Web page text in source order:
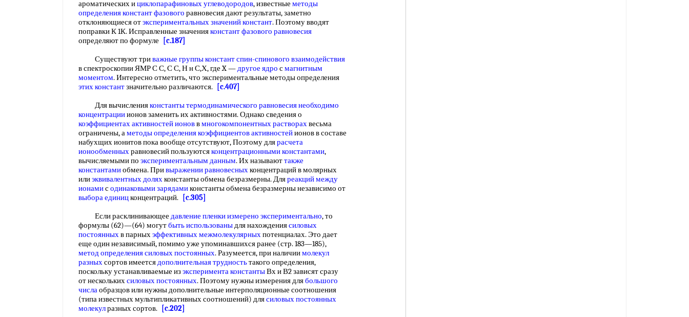
ароматических ициклопарафиновых углеводородов, известные методы
определения констант фазового равновесия дают результаты, заметно
отклоняющиеся отэкспериментальных значений констант. Поэтому вводят
поправки К 1К. Исправленные значенияконстант фазового равновесия
определяют по формуле
[c.187]
Существуют триважные группыконстант спин-спинового взаимодействия
в спектроскопии ЯМР С С, С С, Н н С,Х, где X —другое ядро смагнитным
моментом. Интересно отметить, что экспериментальные методы определения
этих константзначительно различаются.
[c.407]
Для вычисленияконстанты термодинамического равновесиянеобходимо
концентрацииионов заменить их активностями. Однако сведения о
коэффициентах активностей ионоввмногокомпонентных растворахвесьма
ограничены, аметоды определения коэффициентов активностейионов в составе
набухщих ионитов пока вообще отсутствуют, Поэтому длярасчета
ионообменныхравновесий пользуютсяконцентрационными константами,
вычисляемыми по экспериментальным данным. Их называюттакже
константамиобмена. Привыражении равновесныхконцентраций в молярных
илиэквивалентных доляхконстанты обмена безразмерны. Дляреакций между
ионамисодинаковыми зарядамиконстанты обмена безразмерны независимо от
выбора единицконцентраций.
[c.305]
Если расклинивающее давление пленкиизмерено экспериментально, то
формулы (62)—(64) могутбыть использованыдля нахождениясиловых
постоянныхв парныхэффективных межмолекулярныхпотенциалах. Это дает
еще один независимый, помимо уже упоминавшихся ранее (стр. 183—185),
метод определениясиловых постоянных. Разумеется, при наличиимолекул
разныхсортов имеетсядополнительная трудностьтакого определения,
поскольку устанавливаемые изэксперимента константыВх и В2 зависят сразу
от несколькихсиловых постоянных. Поэтому нужны измерения длябольшого
числаобразцов или нужны дополнительные интерполяционные соотношения
(типа известных мультипликативных соотношений) длясиловых постоянных
молекулразных сортов. [c.202]